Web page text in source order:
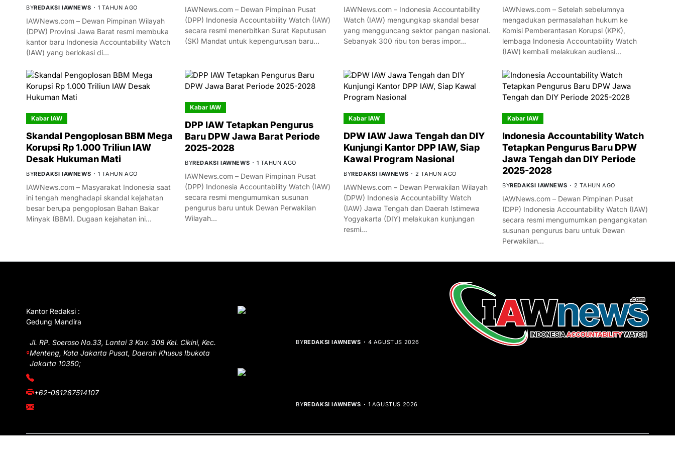
BYREDAKSI IAWNEWS 1 TAHUN AGO
IAWNews.com – Dewan Pimpinan Wilayah
(DPW) Provinsi Jawa Barat resmi membuka
kantor baru Indonesia Accountability Watch
(IAW) yang berlokasi di…
IAWNews.com – Dewan Pimpinan Pusat
(DPP) Indonesia Accountability Watch (IAW)
secara resmi menerbitkan Surat Keputusan
(SK) Mandat untuk kepengurusan baru…
IAWNews.com – Indonesia Accountability
Watch (IAW) mengungkap skandal besar
yang mengguncang sektor pangan nasional.
Sebanyak 300 ribu ton beras impor…
IAWNews.com – Setelah sebelumnya
mengadukan permasalahan hukum ke
Komisi Pemberantasan Korupsi (KPK),
lembaga Indonesia Accountability Watch
(IAW) kembali melakukan audiensi…
Kabar IAW
Skandal Pengoplosan BBM Mega
Korupsi Rp 1.000 Triliun IAW
Desak Hukuman Mati
BYREDAKSI IAWNEWS 1 TAHUN AGO
IAWNews.com – Masyarakat Indonesia saat
ini tengah menghadapi skandal kejahatan
besar berupa pengoplosan Bahan Bakar
Minyak (BBM). Dugaan kejahatan ini…
Kabar IAW
DPP IAW Tetapkan Pengurus
Baru DPW Jawa Barat Periode
2025-2028
BYREDAKSI IAWNEWS 1 TAHUN AGO
IAWNews.com – Dewan Pimpinan Pusat
(DPP) Indonesia Accountability Watch (IAW)
secara resmi mengumumkan susunan
pengurus baru untuk Dewan Perwakilan
Wilayah…
Kabar IAW
DPW IAW Jawa Tengah dan DIY
Kunjungi Kantor DPP IAW, Siap
Kawal Program Nasional
BYREDAKSI IAWNEWS 2 TAHUN AGO
IAWNews.com – Dewan Perwakilan Wilayah
(DPW) Indonesia Accountability Watch
(IAW) Jawa Tengah dan Daerah Istimewa
Yogyakarta (DIY) melakukan kunjungan
resmi…
Kabar IAW
Indonesia Accountability Watch
Tetapkan Pengurus Baru DPW
Jawa Tengah dan DIY Periode
2025-2028
BYREDAKSI IAWNEWS 2 TAHUN AGO
IAWNews.com – Dewan Pimpinan Pusat
(DPP) Indonesia Accountability Watch (IAW)
secara resmi mengumumkan pengangkatan
susunan pengurus baru untuk Dewan
Perwakilan…
Kantor Redaksi :
Gedung Mandira
Jl. RP. Soeroso No.33, Lantai 3 Kav. 308 Kel. Cikini, Kec.
Menteng, Kota Jakarta Pusat, Daerah Khusus Ibukota
Jakarta 10350;
+62-081287514107
BYREDAKSI IAWNEWS 4 AGUSTUS 2026
BYREDAKSI IAWNEWS 1 AGUSTUS 2026